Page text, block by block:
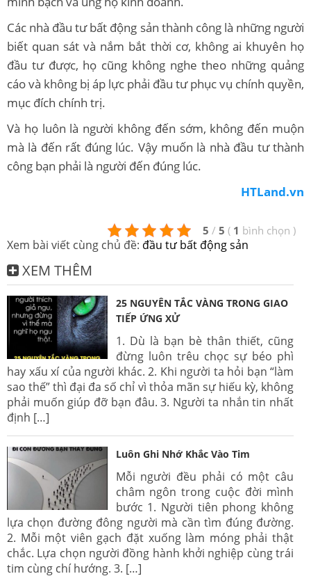
Các nhà đầu tư bất động sản thành công là những người
biết quan sát và nắm bắt thời cơ, không ai khuyên họ
đầu tư được, họ cũng không nghe theo những quảng
cáo và không bị áp lực phải đầu tư phục vụ chính quyền,
mục đích chính trị.
Và họ luôn là người không đến sớm, không đến muộn
mà là đến rất đúng lúc. Vậy muốn là nhà đầu tư thành
công bạn phải là người đến đúng lúc.
HTLand.vn
5 / 5 ( 1 bình chọn )
Xem bài viết cùng chủ đề: đầu tư bất động sản
XEM THÊM
25 NGUYÊN TẮC VÀNG TRONG GIAO
TIẾP ỨNG XỬ
1. Dù là bạn bè thân thiết, cũng
đừng luôn trêu chọc sự béo phì
hay xấu xí của người khác. 2. Khi người ta hỏi bạn “làm
sao thế” thì đại đa số chỉ vì thỏa mãn sự hiếu kỳ, không
phải muốn giúp đỡ bạn đâu. 3. Người ta nhắn tin nhất
định […]
Luôn Ghi Nhớ Khắc Vào Tim
Mỗi người đều phải có một câu
châm ngôn trong cuộc đời mình
bước 1. Người tiên phong không
lựa chọn đường đông người mà cần tìm đúng đường.
2. Mỗi một viên gạch đặt xuống làm móng phải thật
chắc. Lựa chọn người đồng hành khởi nghiệp cùng trái
tim cùng chí hướng. 3. […]